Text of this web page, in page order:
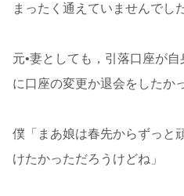
まったく通えていませんでし
元•妻としても，引落口座が
に口座の変更か退会をしたか
僕「まあ娘は春先からずっと
けたかっただろうけどね」